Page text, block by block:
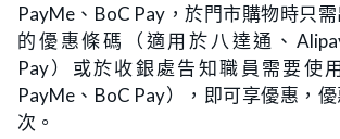
PayMe、BoC Pay，於門市購物時只
的優惠條碼（適用於八達通、
Pay）或於收銀處告知職員需要使
PayMe、BoC Pay），即可享優惠，
次。